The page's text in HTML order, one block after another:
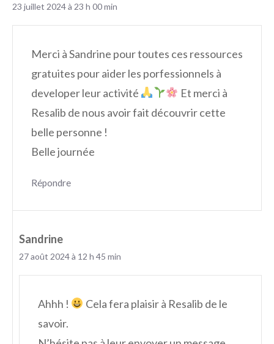
23 juillet 2024 à 23 h 00 min
Merci à Sandrine pour toutes ces ressources
gratuites pour aider les porfessionnels à
developer leur activité
Et merci à
Resalib de nous avoir fait découvrir cette
belle personne !
Belle journée
Répondre
Sandrine
27 août 2024 à 12 h 45 min
Ahhh !
Cela fera plaisir à Resalib de le
savoir.